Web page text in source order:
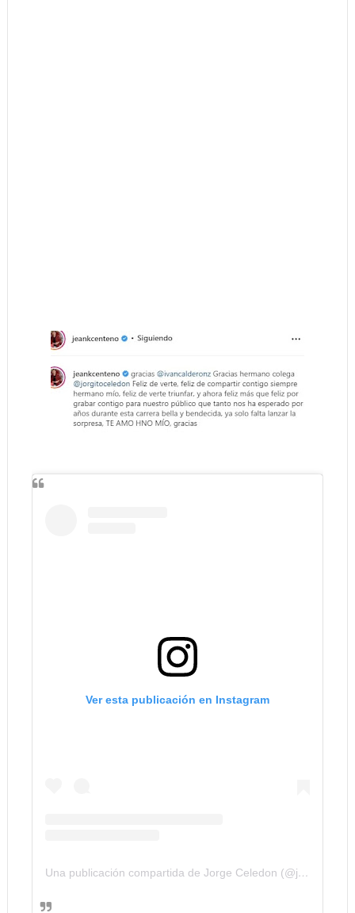
Ver esta publicación en Instagram
Una publicación compartida de Jorge Celedon (@jorgitoceledon)